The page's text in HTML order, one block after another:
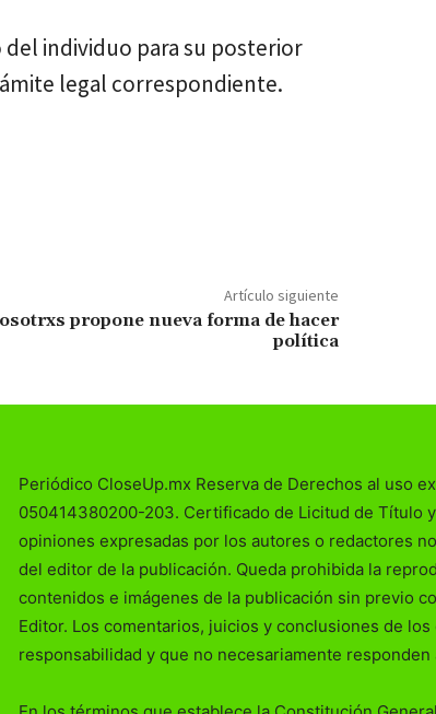
individuo para su posterior
legal correspondiente.
Artículo siguiente
propone nueva forma de hacer
política
Periódico CloseUp.mx Reserva de Derechos al uso
050414380200-203. Certificado de Licitud de Título
opiniones expresadas por los autores o redactores
del editor de la publicación. Queda prohibida la
contenidos e imágenes de la publicación sin previo
Editor. Los comentarios, juicios y conclusiones de
responsabilidad y que no necesariamente